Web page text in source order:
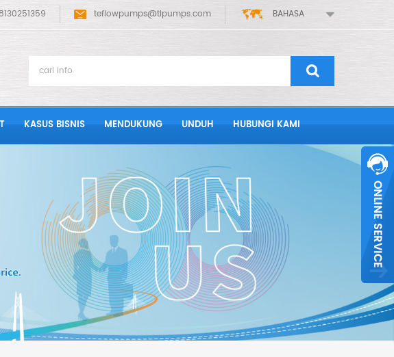
BAHASA
teflowpumps@tlpumps.com
KASUS BISNIS MENDUKUNG UNDUH HUBUNGI KAMI